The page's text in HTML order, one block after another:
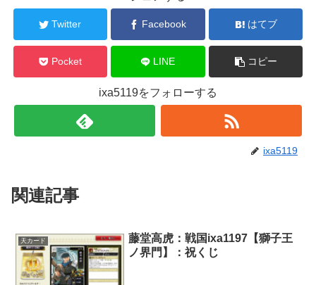
Twitter Facebook はてブ
Pocket LINE コピー
ixa5119をフォローする
ixa5119
関連記事
天カード
藤堂高虎：戦国ixa1197【獅子王
ノ界門】：祝くじ